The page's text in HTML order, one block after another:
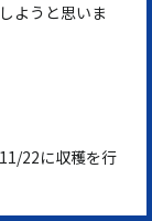
ようと思いま
22に収穫を行